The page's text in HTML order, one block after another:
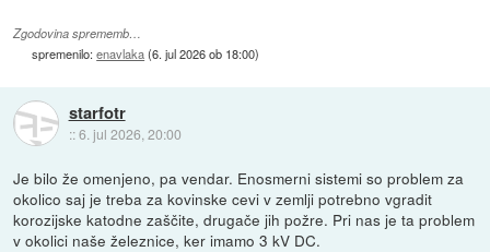
Zgodovina sprememb…
spremenilo:enavlaka(6. jul 2026 ob 18:00)
starfotr
::6. jul 2026, 20:00
Je bilo že omenjeno, pa vendar. Enosmerni sistemi so problem za
okolico saj je treba za kovinske cevi v zemlji potrebno vgradit
korozijske katodne zaščite, drugače jih požre. Pri nas je ta problem
v okolici naše železnice, ker imamo 3 kV DC.